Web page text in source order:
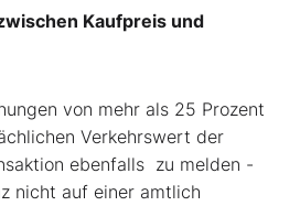
Kaufpreis und
von mehr als 25 Prozent
Verkehrswert der
ebenfalls zu melden -
nicht auf einer amtlich